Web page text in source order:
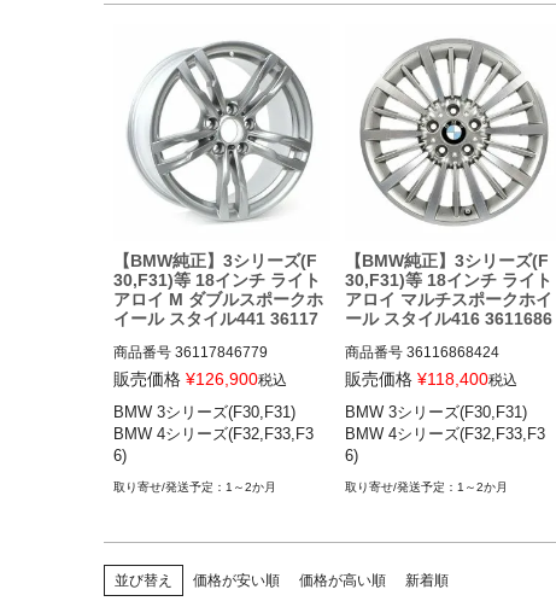
【BMW純正】3シリーズ(F
30,F31)等 18インチ ライト
アロイ M ダブルスポークホ
イール スタイル441 36117
商品番号 36117846779
36117846779
BMW 3シリーズ(F30,F31) 12-19
BMW 4シリーズ(F32,F33,F36) 1
3-20
販売価格 ¥126,900税込
BMW 3シリーズ(F30,F31)
BMW 4シリーズ(F32,F33,F3
6)
1～2か月
【BMW純正】3シリーズ(F
30,F31)等 18インチ ライト
アロイ マルチスポークホイ
ール スタイル416 3611686
商品番号 36116868424
36116868424
BMW 3シリーズ(F30,F31) 12-19
BMW 4シリーズ(F32,F33,F36) 1
3-20
販売価格 ¥118,400税込
BMW 3シリーズ(F30,F31)
BMW 4シリーズ(F32,F33,F3
6)
1～2か月
並び替え 価格が安い順 価格が高い順 新着順